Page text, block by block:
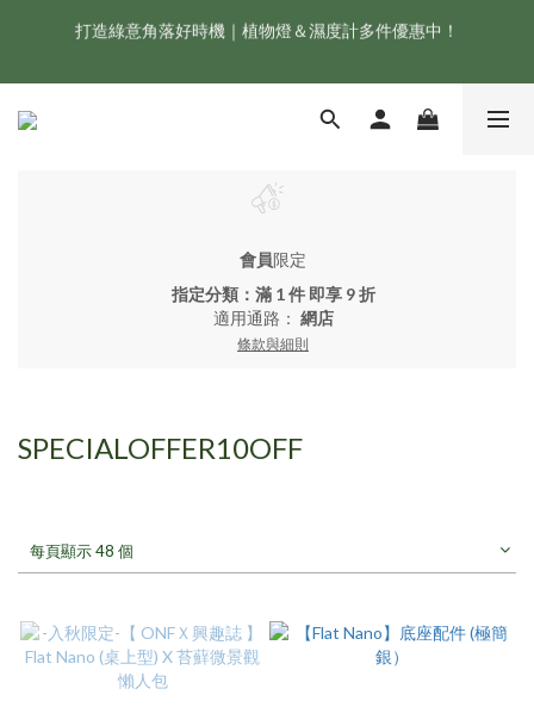
新會員享首購折 $100 優惠，立即點我註冊！！
ONF 人氣冠軍 Flat One+ 智慧水族燈，會員獨享 9 折，現省
新會員享首購折 $100 優惠，立即點我註冊！！
會員限定
指定分類：滿 1 件 即享 9 折
適用通路： 網店
條款與細則
SPECIALOFFER10OFF
每頁顯示 48 個